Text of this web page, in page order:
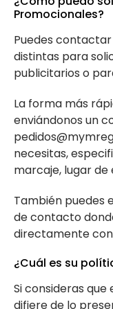
Promocionales?
Puedes
distintas para
publicitarios o
La forma más
enviándonos un
necesitas,
marcaje, lugar de
También puedes
de contacto
directamente con
¿Cuál es su
Si consideras
difiere de lo